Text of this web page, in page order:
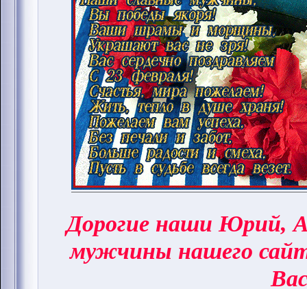
Дорогие наши Юрий,
мужчины нашего